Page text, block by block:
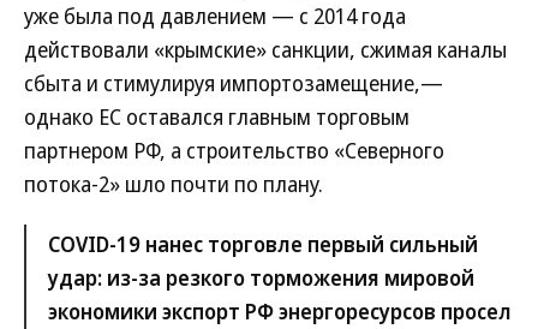
уже была под давлением — с 2014 года
действовали «крымские» санкции, сжимая каналы
сбыта и стимулируя импортозамещение,—
однако ЕС оставался главным торговым
партнером РФ, а строительство «Северного
потока-2» шло почти по плану.
COVID-19 нанес торговле первый сильный
удар: из-за резкого торможения мировой
экономики экспорт РФ энергоресурсов просел